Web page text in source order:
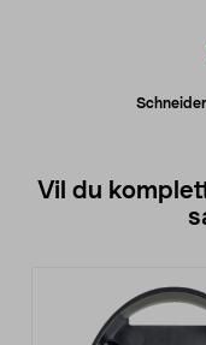
Vil du